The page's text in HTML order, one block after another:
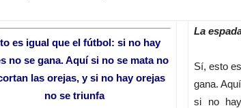
es igual que el fútbol: si no hay
no se gana. Aquí si no se mata no
las orejas, y si no hay orejas
no se triunfa
La
Sí, esto
gana.
si no